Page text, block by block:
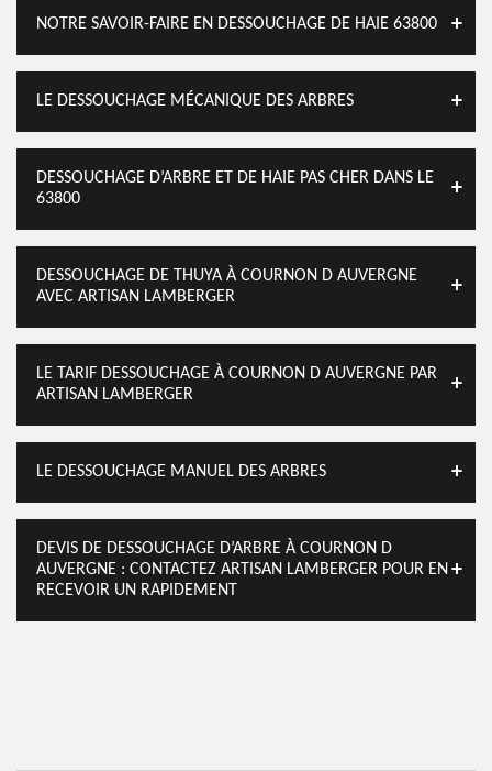
NOTRE SAVOIR-FAIRE EN DESSOUCHAGE DE HAIE 63800
LE DESSOUCHAGE MÉCANIQUE DES ARBRES
DESSOUCHAGE D’ARBRE ET DE HAIE PAS CHER DANS LE
63800
DESSOUCHAGE DE THUYA À COURNON D AUVERGNE
AVEC ARTISAN LAMBERGER
LE TARIF DESSOUCHAGE À COURNON D AUVERGNE PAR
ARTISAN LAMBERGER
LE DESSOUCHAGE MANUEL DES ARBRES
DEVIS DE DESSOUCHAGE D’ARBRE À COURNON D
AUVERGNE : CONTACTEZ ARTISAN LAMBERGER POUR EN
RECEVOIR UN RAPIDEMENT